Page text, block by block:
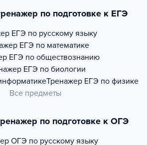
по подготовке к ЕГЭ
ЕГЭ по русскому языку
ЕГЭ по математике
ЕГЭ по обществознанию
ЕГЭ по биологии
Тренажер ЕГЭ по физике
Все предметы
по подготовке к ОГЭ
ОГЭ по русскому языку